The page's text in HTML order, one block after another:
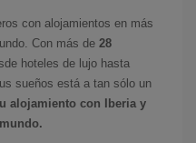
con alojamientos en más
Con más de 28
hoteles de lujo hasta
sueños está a tan sólo un
alojamiento con Iberia y